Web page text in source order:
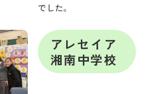
でした。
アレセイア
湘南中学校